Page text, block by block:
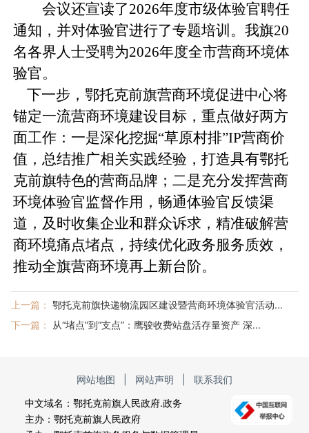
会议还宣读了2026年度市级体验官聘任
通知，并对体验官进行了专题培训。我旗20
名各界人士受聘为2026年度全市营商环境体
验官。
下一步，鄂托克前旗营商环境促进中心将
锚定一流营商环境建设目标，重点做好两方
面工作：一是深化挖掘“草原村排”IP营商价
值，总结推广相关实践经验，打造具有鄂托
克前旗特色的营商品牌；二是充分发挥营商
环境体验官监督作用，畅通体验官反馈渠
道，及时收集企业和群众诉求，精准破解营
商环境痛点堵点，持续优化政务服务质效，
推动全旗营商环境再上新台阶。
上一篇： 鄂托克前旗快递物流园区建设暨营商环境体验官活动...
下一篇：
从“堵点”到“支点”：鹰骏收费站盘活存量资产 深...
网站地图 网站声明
联系我们
中文域名：鄂托克前旗人民政府.政务
主办：鄂托克前旗人民政府